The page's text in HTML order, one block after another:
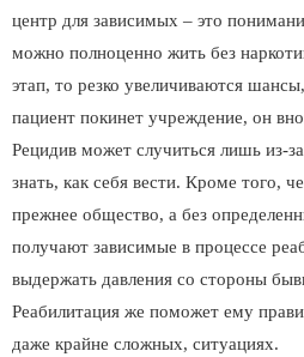
центр для зависимых – это
можно полноценно жить без
этап, то резко увеличиваются
пациент покинет учреждение, он
Рецидив может случиться лишь из-
знать, как себя вести. Кроме того,
прежнее общество, а без
получают зависимые в процессе
выдержать давления со стороны
Реабилитация же поможет ему
даже крайне сложных, ситуациях.